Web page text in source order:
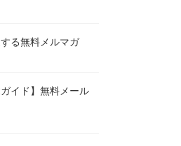
る無料メルマガ
イド】無料メール